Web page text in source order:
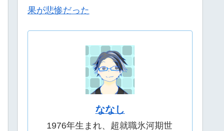
果が悲惨だった
ななし
1976年生まれ、超就職氷河期世